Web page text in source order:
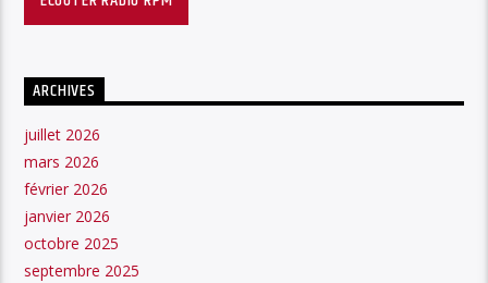
ARCHIVES
juillet 2026
mars 2026
février 2026
janvier 2026
octobre 2025
septembre 2025